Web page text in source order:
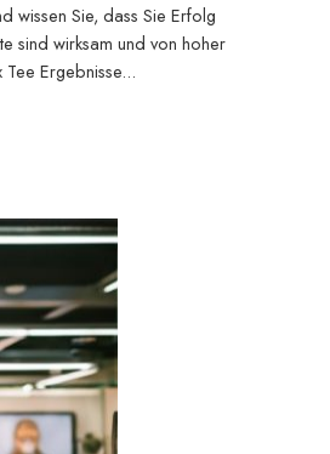
wissen Sie, dass Sie Erfolg
sind wirksam und von hoher
Ergebnisse...